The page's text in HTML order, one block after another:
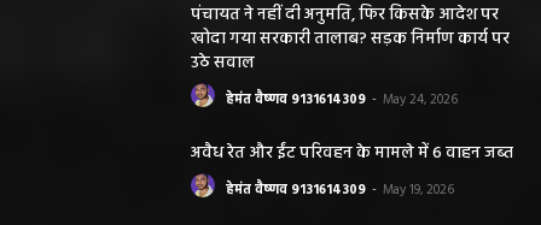
पंचायत ने नहीं दी अनुमति, फिर किसके आदेश पर
खोदा गया सरकारी तालाब? सड़क निर्माण कार्य पर
उठे सवाल
हेमंत वैष्णव 9131614309 - May 24, 2026
अवैध रेत और ईंट परिवहन के मामले में 6 वाहन जब्त
हेमंत वैष्णव 9131614309 - May 19, 2026